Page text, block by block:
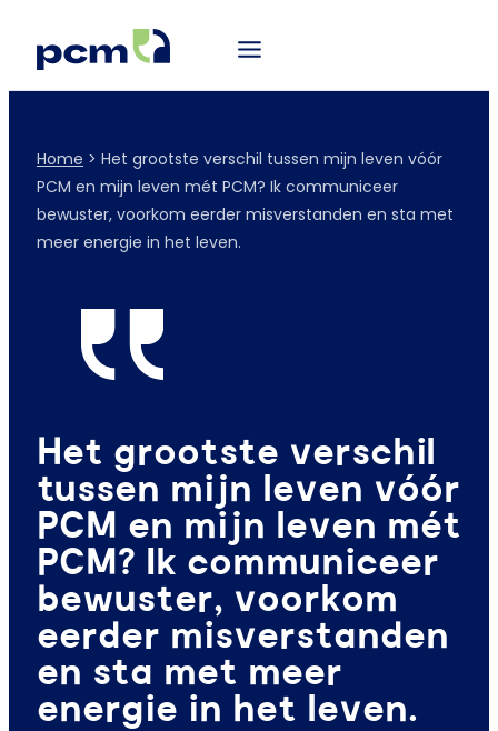
Home > Het grootste verschil tussen mijn leven vóór
PCM en mijn leven mét PCM? Ik communiceer
bewuster, voorkom eerder misverstanden en sta met
meer energie in het leven.
Het grootste verschil
tussen mijn leven vóór
PCM en mijn leven mét
PCM? Ik communiceer
bewuster, voorkom
eerder misverstanden
en sta met meer
energie in het leven.